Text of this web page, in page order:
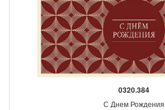
0320.384
С Днем Рождения